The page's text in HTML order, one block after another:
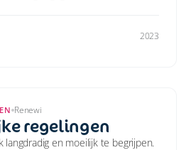
2023
Renewi
regelingen
langdradig en moeilijk te begrijpen.